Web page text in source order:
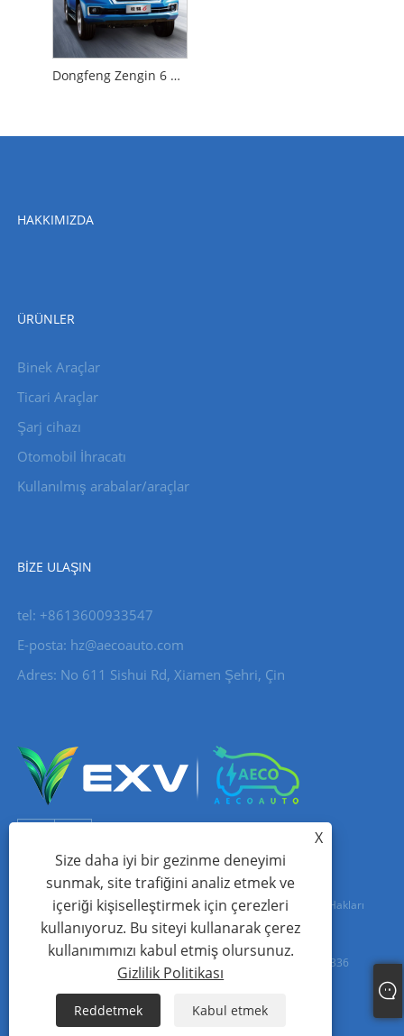
Dongfeng Zengin 6 Alımı
HAKKIMIZDA
ÜRÜNLER
Binek Araçlar
Ticari Araçlar
Şarj cihazı
Otomobil İhracatı
Kullanılmış arabalar/araçlar
BIZE ULAŞIN
tel: +8613600933547
E-posta: hz@aecoauto.com
Adres: No 611 Sishui Rd, Xiamen Şehri, Çin
Telif Hakkı © 2024 Xiamen Aecoauto Technology Co., Ltd. Tüm Hakları
Saklıdır.
TIANYU AĞI jack Lin:+86-15559188336
Sitemap RSS XML Gizlilik Politikası
X
Size daha iyi bir gezinme deneyimi
sunmak, site trafiğini analiz etmek ve
içeriği kişiselleştirmek için çerezleri
kullanıyoruz. Bu siteyi kullanarak çerez
kullanımımızı kabul etmiş olursunuz.
Gizlilik Politikası
Reddetmek Kabul etmek